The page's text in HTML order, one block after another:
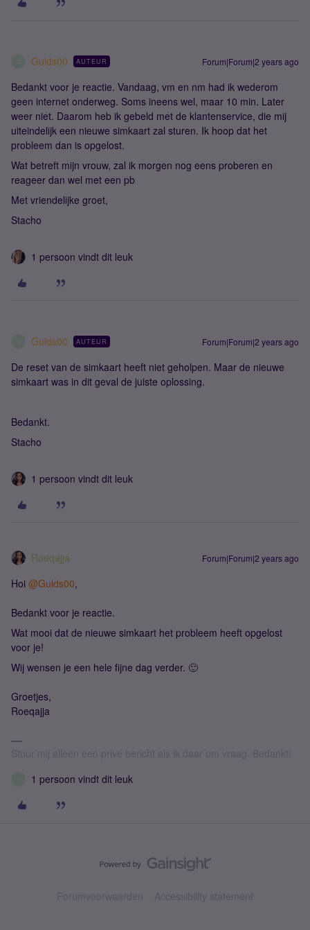
Gulds00 AUTEUR Forum|Forum|2 years ago
Bedankt voor je reactie. Vandaag, vm en nm had ik wederom
geen internet onderweg. Soms ineens wel, maar 10 min. Later
weer niet. Daarom heb ik gebeld met de klantenservice, die mij
uiteindelijk een nieuwe simkaart zal sturen. Ik hoop dat het
probleem dan is opgelost.
Wat betreft mijn vrouw, zal ik morgen nog eens proberen en
reageer dan wel met een pb
Met vriendelijke groet,
Stacho
1 persoon vindt dit leuk
Gulds00 AUTEUR Forum|Forum|2 years ago
De reset van de simkaart heeft niet geholpen. Maar de nieuwe
simkaart was in dit geval de juiste oplossing.
Bedankt.
Stacho
1 persoon vindt dit leuk
Roeqajja Forum|Forum|2 years ago
Hoi @Gulds00,
Bedankt voor je reactie.
Wat mooi dat de nieuwe simkaart het probleem heeft opgelost
voor je!
Wij wensen je een hele fijne dag verder. 🙂
Groetjes,
Roeqajja
Stuur mij alleen een privé bericht als ik daar om vraag. Bedankt!
1 persoon vindt dit leuk
Forumvoorwaarden Accessibility statement